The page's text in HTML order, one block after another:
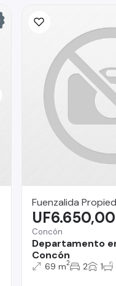
Fuenzalida
Concón
Departamento
Concón
UF6.650,00
69 m2 2 1